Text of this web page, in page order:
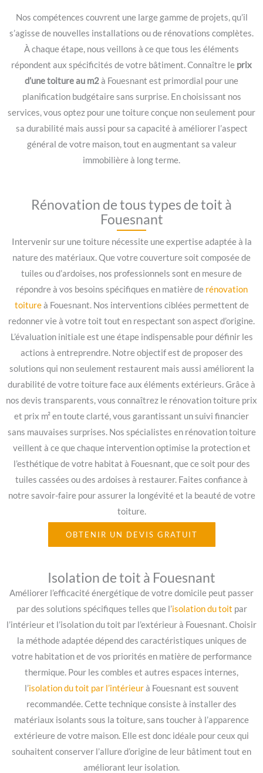
Nos compétences couvrent une large gamme de projets, qu’il
s’agisse de nouvelles installations ou de rénovations complètes.
À chaque étape, nous veillons à ce que tous les éléments
répondent aux spécificités de votre bâtiment. Connaître le prix
d’une toiture au m2à Fouesnant est primordial pour une
planification budgétaire sans surprise. En choisissant nos
services, vous optez pour une toiture conçue non seulement pour
sa durabilité mais aussi pour sa capacité à améliorer l’aspect
général de votre maison, tout en augmentant sa valeur
immobilière à long terme.
Rénovation de tous types de toit à
Fouesnant
Intervenir sur une toiture nécessite une expertise adaptée à la
nature des matériaux. Que votre couverture soit composée de
tuiles ou d’ardoises, nos professionnels sont en mesure de
répondre à vos besoins spécifiques en matière de rénovation
toitureà Fouesnant. Nos interventions ciblées permettent de
redonner vie à votre toit tout en respectant son aspect d’origine.
L’évaluation initiale est une étape indispensable pour définir les
actions à entreprendre. Notre objectif est de proposer des
solutions qui non seulement restaurent mais aussi améliorent la
durabilité de votre toiture face aux éléments extérieurs. Grâce à
nos devis transparents, vous connaîtrez le rénovation toiture prix
et prix m² en toute clarté, vous garantissant un suivi financier
sans mauvaises surprises. Nos spécialistes en rénovation toiture
veillent à ce que chaque intervention optimise la protection et
l’esthétique de votre habitat à Fouesnant, que ce soit pour des
tuiles cassées ou des ardoises à restaurer. Faites confiance à
notre savoir-faire pour assurer la longévité et la beauté de votre
toiture.
OBTENIR UN DEVIS GRATUIT
Isolation de toit à Fouesnant
Améliorer l’efficacité énergétique de votre domicile peut passer
par des solutions spécifiques telles que l’isolation du toit par
l’intérieur et l’isolation du toit par l’extérieur à Fouesnant. Choisir
la méthode adaptée dépend des caractéristiques uniques de
votre habitation et de vos priorités en matière de performance
thermique. Pour les combles et autres espaces internes,
l’isolation du toit par l’intérieurà Fouesnant est souvent
recommandée. Cette technique consiste à installer des
matériaux isolants sous la toiture, sans toucher à l’apparence
extérieure de votre maison. Elle est donc idéale pour ceux qui
souhaitent conserver l’allure d’origine de leur bâtiment tout en
améliorant leur isolation.